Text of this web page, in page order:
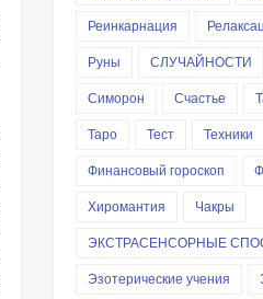
Реинкарнация
Руны
СЛУЧАЙНОСТИ
Симорон
Счастье
Таро
Тест Техники
Финансовый гороскоп
Хиромантия
Чакры
ЭКСТРАСЕНСОРНЫЕ
Эзотерические учения